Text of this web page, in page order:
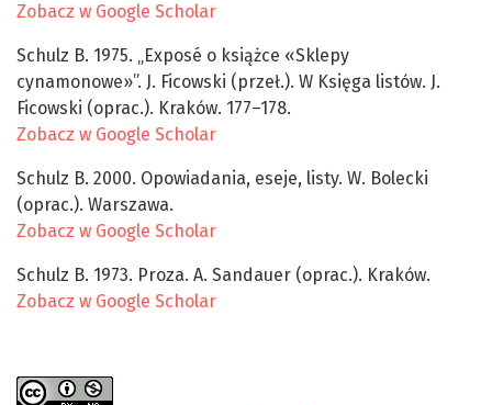
Zobacz w Google Scholar
Schulz B. 1975. „Exposé o książce «Sklepy
cynamonowe»”. J. Ficowski (przeł.). W Księga listów. J.
Ficowski (oprac.). Kraków. 177–178.
Zobacz w Google Scholar
Schulz B. 2000. Opowiadania, eseje, listy. W. Bolecki
(oprac.). Warszawa.
Zobacz w Google Scholar
Schulz B. 1973. Proza. A. Sandauer (oprac.). Kraków.
Zobacz w Google Scholar